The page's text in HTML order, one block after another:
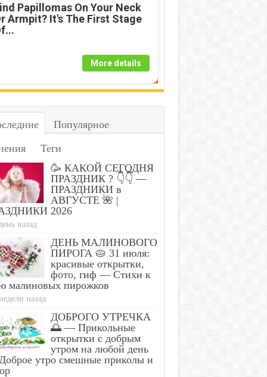
Papillomas On Your Neck
Armpit? It's The First Stage
More details
Популярное
Теги
🥳 КАКОЙ СЕГОДНЯ
ПРАЗДНИК ? 👇👇 —
ПРАЗДНИКИ в
АВГУСТЕ 🌺 |
2026
назад
ДЕНЬ МАЛИНОВОГО
ПИРОГА 🥧 31 июля:
красивые открытки,
фото, гиф — Стихи к
малиновых пирожков
назад
ДОБРОГО УТРЕЧКА
🌅 — Прикольные
открытки с добрым
утром на любой день
утро смешные приколы и